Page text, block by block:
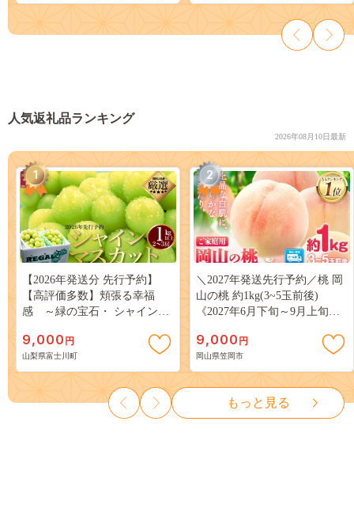
器 超音波 イオン 振動 エステ
美容家電 自宅エステ 自宅ケア
［DD19-NT］
人気返礼品ランキング
2026年08月10日最新
1
【2026年発送分 先行予約】
【高評価多数】頬張る幸福
感 ～緑の宝石・ シャインマ
３房） フルーツ 山梨県産 果
物 くだもの シャイン マスカ
ット ぶどう ブドウ 葡萄 大粒
種なし 先行予約 富士川町
10000円 一万円 9000円 九千円
9,000 円
山梨県富士川町
2
＼2027年発送先行予約／桃 岡
山の桃 約1kg(3~5玉前後)
《2027年6月下旬～9月上旬頃
岡山 はくとう スイーツ フル
ーツ 果物 デザート 旬 モモ も
も 先行予約 送料無料 果物 岡
山県 笠岡市 清水白桃 白鳳 白
麗 クール便---
kasaoka_zsy_419_100---
9,000 円
岡山県笠岡市
もっと見る